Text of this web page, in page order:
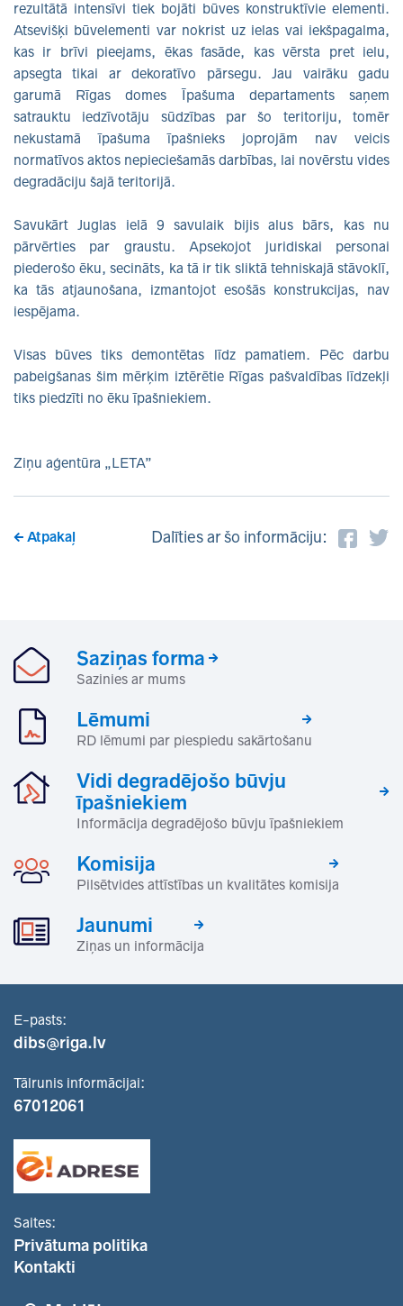
rezultātā intensīvi tiek bojāti būves konstruktīvie elementi.
Atsevišķi būvelementi var nokrist uz ielas vai iekšpagalma,
kas ir brīvi pieejams, ēkas fasāde, kas vērsta pret ielu,
apsegta tikai ar dekoratīvo pārsegu. Jau vairāku gadu
garumā Rīgas domes Īpašuma departaments saņem
satrauktu iedzīvotāju sūdzības par šo teritoriju, tomēr
nekustamā īpašuma īpašnieks joprojām nav veicis
normatīvos aktos nepieciešamās darbības, lai novērstu vides
degradāciju šajā teritorijā.
Savukārt Juglas ielā 9 savulaik bijis alus bārs, kas nu
pārvērties par graustu. Apsekojot juridiskai personai
piederošo ēku, secināts, ka tā ir tik sliktā tehniskajā stāvoklī,
ka tās atjaunošana, izmantojot esošās konstrukcijas, nav
iespējama.
Visas būves tiks demontētas līdz pamatiem. Pēc darbu
pabeigšanas šim mērķim iztērētie Rīgas pašvaldības līdzekļi
tiks piedzīti no ēku īpašniekiem.
Ziņu aģentūra „LETA”
Atpakaļ Dalīties ar šo informāciju:
Saziņas forma
Sazinies ar mums
Lēmumi
RD lēmumi par piespiedu sakārtošanu
Vidi degradējošo būvju
īpašniekiem
Informācija degradējošo būvju īpašniekiem
Komisija
Pilsētvides attīstības un kvalitātes komisija
Jaunumi
Ziņas un informācija
E-pasts:
dibs@riga.lv
Tālrunis informācijai:
67012061
Saites:
Privātuma politika
Kontakti